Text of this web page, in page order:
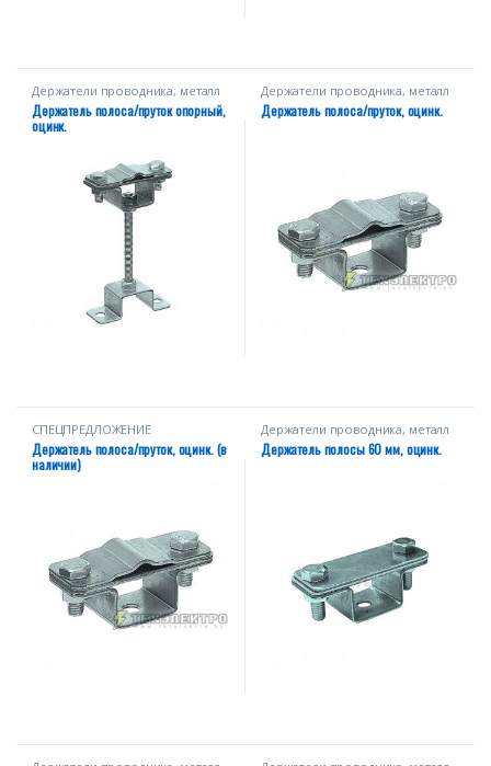
Держатели проводника, металл
Держатель полоса/пруток опорный,
оцинк.
Держатели проводника, металл
Держатель полоса/пруток, оцинк.
СПЕЦПРЕДЛОЖЕНИЕ
Держатель полоса/пруток, оцинк. (в
наличии)
Держатели проводника, металл
Держатель полосы 60 мм, оцинк.